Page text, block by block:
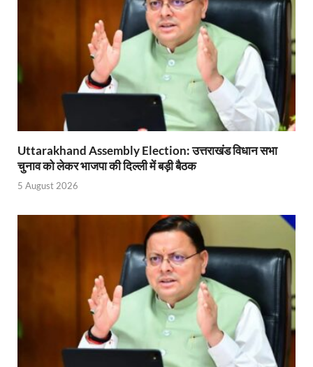
CM Yogi Review Meeting: राजस्व के सभी मामलों का
छत्तीसगढ़ को मिला खेलो इंडिया ट्राइबल गेम्स, 14 फरवरी
Shikayat Se Samadhan: एक ही मंच पर जनता को मिला
CM Pushkar Singh Dhami: मुख्यमंत्री ने ‘जन-जन की
Bullet Train Date: बुलेट ट्रेन की आ गई तारीख कब
UP Police Recruitments: साल के आखिरी दिन युवाओं को
UP Tourism: योगी सरकार के प्रयास से सनातन का
Severe cold wave: यूपी में 12वीं तक के सभी स्कूल 1
Ghoda Library Nainital: CM पुष्कर सिंह धामी ने घोड़ा
Millets Organic Food Start UP : सीएम योगी की
Kuldeep Singh Sengar: CJI की अध्यक्षता वाली बेंच
Kunda Raja Bhaiya: राजा भैया को मिला 1.5 करोड का
Uttarakhand Assembly Election: उत्तराखंड विधान सभा
चुनाव को लेकर भाजपा की दिल्ली में बड़ी बैठक
5 August 2026